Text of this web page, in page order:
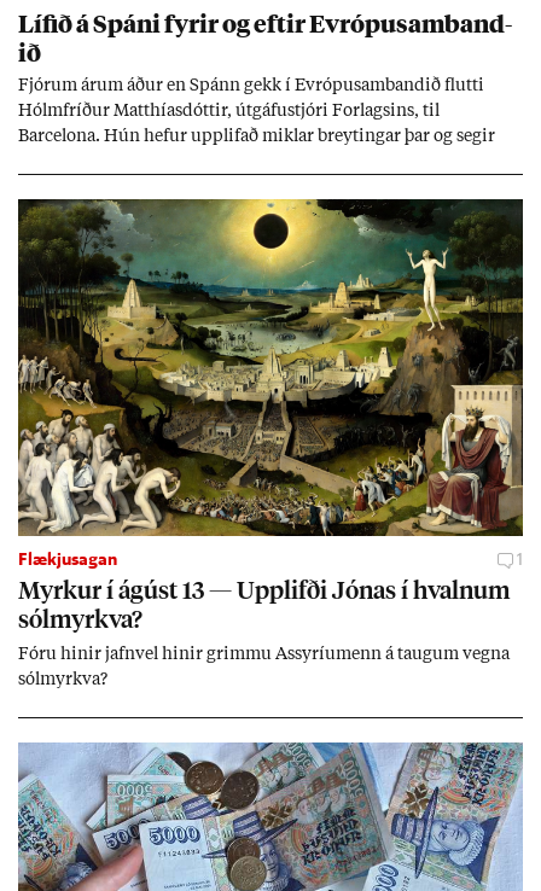
Líf­ið á Spáni fyr­ir og eft­ir Evr­ópu­sam­band­
ið
Fjór­um ár­um áð­ur en Spánn gekk í Evr­ópu­sam­band­ið flutti
Hólm­fríð­ur Matth­ías­dótt­ir, út­gáfu­stjóri For­lags­ins, til
Barcelona. Hún hef­ur upp­lif­að mikl­ar breyt­ing­ar þar og seg­ir
jafnt sem styrkj­um til menn­ing­ar­mála. Þá hafi katalónsk­an hlot­
ið með­byr.
Flækjusagan 1
Myrk­ur í ág­úst 13 — Upp­lifði Jón­as í hvaln­um
sól­myrkva?
Fóru hinir jafn­vel hinir grimmu Ass­yríu­menn á taug­um vegna
sól­myrkva?